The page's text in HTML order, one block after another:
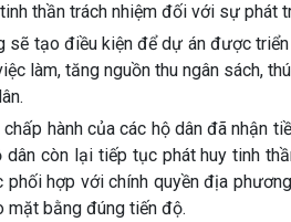
thần trách nhiệm đối với sự phát
tạo điều kiện để dự án được
làm, tăng nguồn thu ngân sách,
hành của các hộ dân đã nhận
còn lại tiếp tục phát huy tinh
hợp với chính quyền địa
mặt bằng đúng tiến độ.